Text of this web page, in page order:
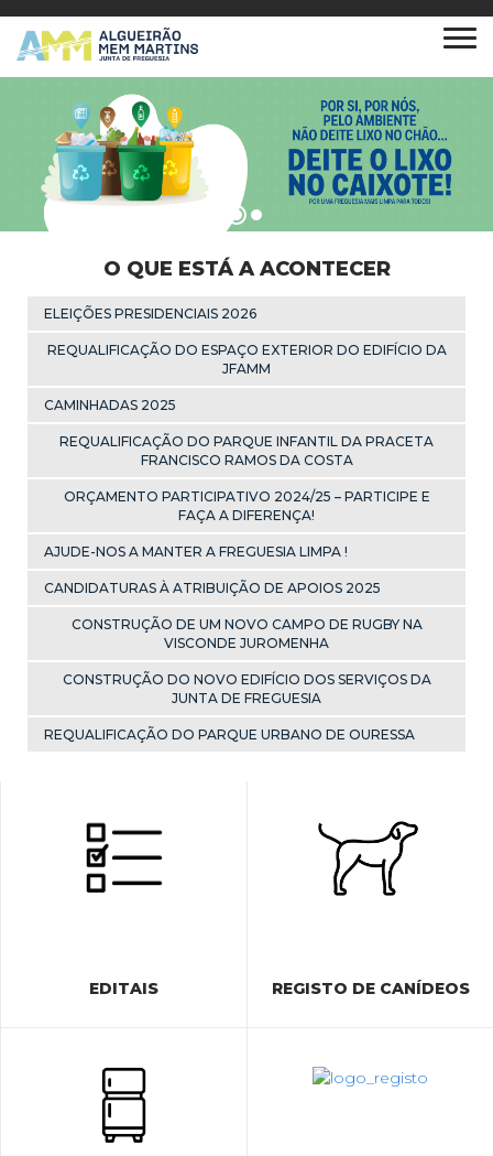
O QUE ESTÁ A ACONTECER
ELEIÇÕES PRESIDENCIAIS 2026
REQUALIFICAÇÃO DO ESPAÇO EXTERIOR DO EDIFÍCIO DA
JFAMM
CAMINHADAS 2025
REQUALIFICAÇÃO DO PARQUE INFANTIL DA PRACETA
FRANCISCO RAMOS DA COSTA
ORÇAMENTO PARTICIPATIVO 2024/25 – PARTICIPE E
FAÇA A DIFERENÇA!
AJUDE-NOS A MANTER A FREGUESIA LIMPA !
CANDIDATURAS À ATRIBUIÇÃO DE APOIOS 2025
CONSTRUÇÃO DE UM NOVO CAMPO DE RUGBY NA
VISCONDE JUROMENHA
CONSTRUÇÃO DO NOVO EDIFÍCIO DOS SERVIÇOS DA
JUNTA DE FREGUESIA
REQUALIFICAÇÃO DO PARQUE URBANO DE OURESSA
EDITAIS REGISTO DE CANÍDEOS